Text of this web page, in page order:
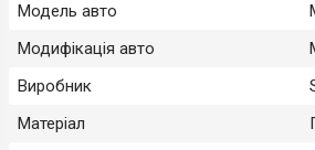
Модель авто
Модифікація авто
Виробник
Матеріал